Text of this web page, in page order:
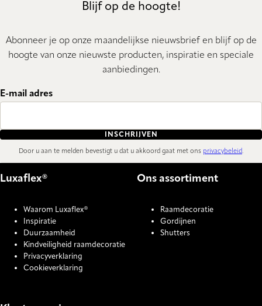
Blijf op de hoogte!
Abonneer je op onze maandelijkse nieuwsbrief en blijf op de
hoogte van onze nieuwste producten, inspiratie en speciale
aanbiedingen.
E-mail adres
INSCHRIJVEN
Door u aan te melden bevestigt u dat u akkoord gaat met ons privacybeleid.
Luxaflex®
Waarom Luxaflex®
Inspiratie
Duurzaamheid
Kindveiligheid raamdecoratie
Privacyverklaring
Cookieverklaring
Ons assortiment
Raamdecoratie
Gordijnen
Shutters